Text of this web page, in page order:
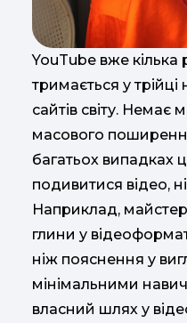
YouTube вже кілька
тримається у трійці
сайтів світу. Немає
масового
багатьох випадках
подивитися відео,
Наприклад,
глини у
ніж пояснення у
мінімальними
власний шлях у